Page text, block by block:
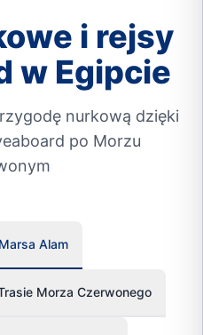
i rejsy
w Egipcie
nurkową dzięki
po Morzu
Alam
Morza Czerwonego